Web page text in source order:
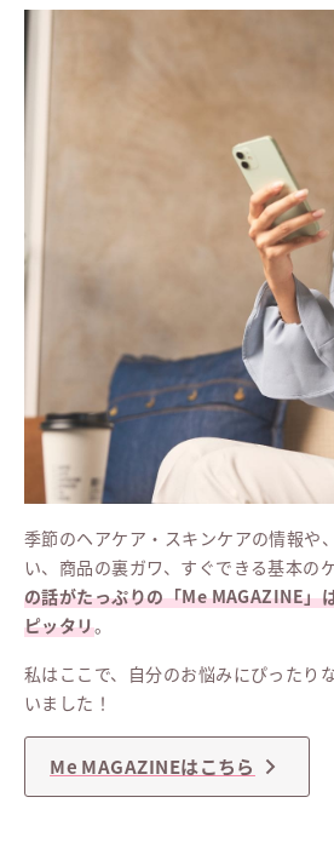
季節のヘアケア・スキンケアの情報や
い、商品の裏ガワ、すぐできる基本の
の話がたっぷりの「Me MAGAZINE」
ピッタリ。
私はここで、自分のお悩みにぴったり
いました！
Me MAGAZINEはこちら